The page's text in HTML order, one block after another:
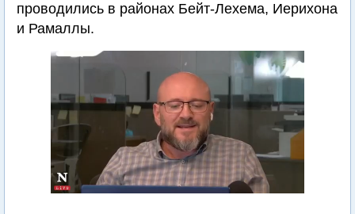
проводились в районах Бейт-Лехема, Иерихона
и Рамаллы.